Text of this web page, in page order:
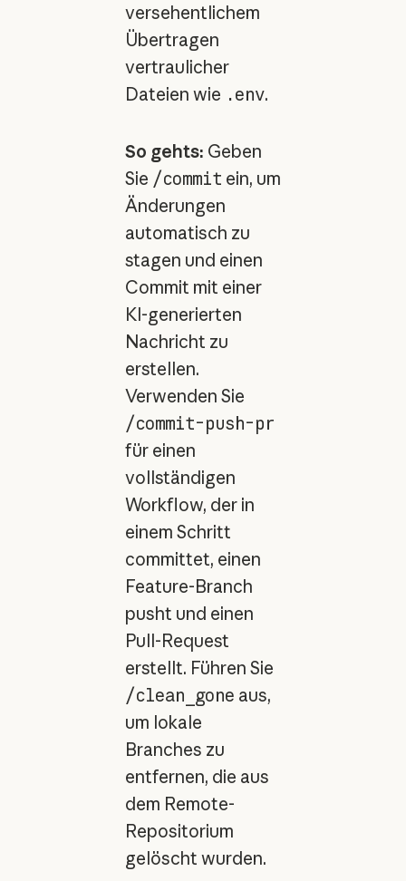
versehentlichem
Übertragen
vertraulicher
Dateien wie .env.
So gehts: Geben
Sie /commit ein, um
Änderungen
automatisch zu
stagen und einen
Commit mit einer
KI-generierten
Nachricht zu
erstellen.
Verwenden Sie
/commit-push-pr
für einen
vollständigen
Workflow, der in
einem Schritt
committet, einen
Feature-Branch
pusht und einen
Pull-Request
erstellt. Führen Sie
/clean_gone aus,
um lokale
Branches zu
entfernen, die aus
dem Remote-
Repositorium
gelöscht wurden.